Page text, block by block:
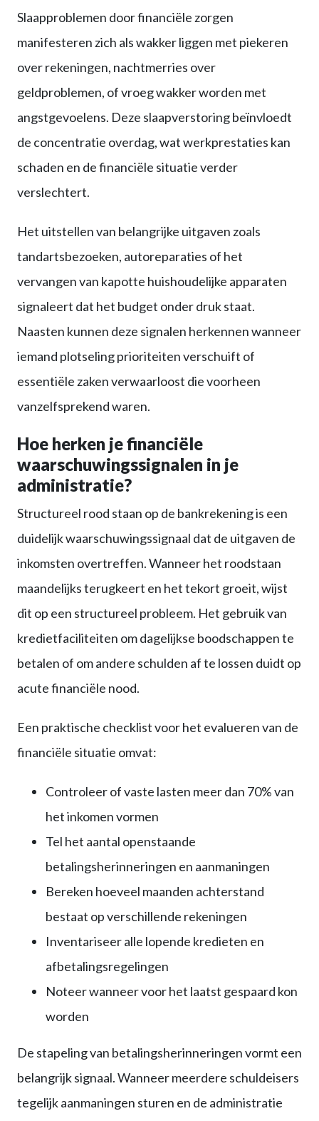
Slaapproblemen door financiële zorgen
manifesteren zich als wakker liggen met piekeren
over rekeningen, nachtmerries over
geldproblemen, of vroeg wakker worden met
angstgevoelens. Deze slaapverstoring beïnvloedt
de concentratie overdag, wat werkprestaties kan
schaden en de financiële situatie verder
verslechtert.
Het uitstellen van belangrijke uitgaven zoals
tandartsbezoeken, autoreparaties of het
vervangen van kapotte huishoudelijke apparaten
signaleert dat het budget onder druk staat.
Naasten kunnen deze signalen herkennen wanneer
iemand plotseling prioriteiten verschuift of
essentiële zaken verwaarloost die voorheen
vanzelfsprekend waren.
Hoe herken je financiële
waarschuwingssignalen in je
administratie?
Structureel rood staan op de bankrekening is een
duidelijk waarschuwingssignaal dat de uitgaven de
inkomsten overtreffen. Wanneer het roodstaan
maandelijks terugkeert en het tekort groeit, wijst
dit op een structureel probleem. Het gebruik van
kredietfaciliteiten om dagelijkse boodschappen te
betalen of om andere schulden af te lossen duidt op
acute financiële nood.
Een praktische checklist voor het evalueren van de
financiële situatie omvat:
Controleer of vaste lasten meer dan 70% van
het inkomen vormen
Tel het aantal openstaande
betalingsherinneringen en aanmaningen
Bereken hoeveel maanden achterstand
bestaat op verschillende rekeningen
Inventariseer alle lopende kredieten en
afbetalingsregelingen
Noteer wanneer voor het laatst gespaard kon
worden
De stapeling van betalingsherinneringen vormt een
belangrijk signaal. Wanneer meerdere schuldeisers
tegelijk aanmaningen sturen en de administratie